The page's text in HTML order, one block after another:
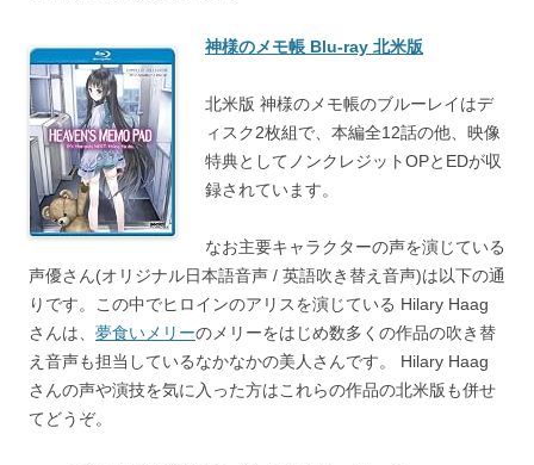
神様のメモ帳 Blu-ray 北米版
北米版 神様のメモ帳のブルーレイはデ
ィスク2枚組で、本編全12話の他、映像
特典としてノンクレジットOPとEDが収
録されています。
なお主要キャラクターの声を演じている
声優さん(オリジナル日本語音声 / 英語吹き替え音声)は以下の通
りです。この中でヒロインのアリスを演じている Hilary Haag
さんは、 夢食いメリーのメリーをはじめ数多くの作品の吹き替
え音声も担当しているなかなかの美人さんです。 Hilary Haag
さんの声や演技を気に入った方はこれらの作品の北米版も併せ
てどうぞ。